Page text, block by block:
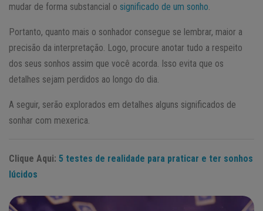
mudar de forma substancial o significado de um sonho
Portanto, quanto mais o sonhador consegue se lembrar, maior a
precisão da interpretação. Logo, procure anotar tudo a respeito
dos seus sonhos assim que você acorda. Isso evita que os
detalhes sejam perdidos ao longo do dia.
A seguir, serão explorados em detalhes alguns significados de
sonhar com mexerica.
Clique Aqui: 5 testes de realidade para praticar e ter sonhos
lúcidos